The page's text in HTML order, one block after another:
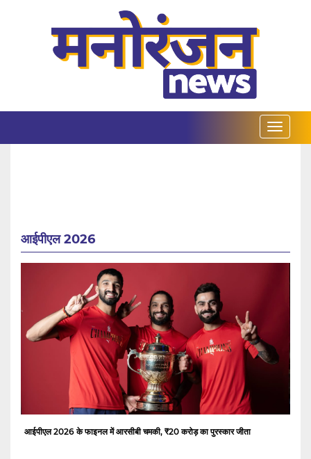
आईपीएल 2026
आईपीएल 2026 के फाइनल में आरसीबी चमकी, ₹20 करोड़ का पुरस्कार जीता